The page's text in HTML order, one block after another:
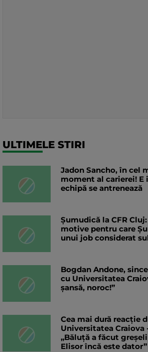
ULTIMELE STIRI
Jadon Sancho, în cel
moment al carierei! E
echipă se antrenează
Șumudică la CFR
motive pentru care
unui job considerat
Bogdan Andone,
cu Universitatea
șansă, noroc!”
Cea mai dură reacție
Universitatea Craiova
„Băluță a făcut
Elisor încă este dator”